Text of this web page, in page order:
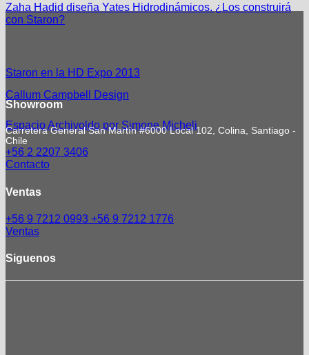
Espacio Archivoldo por Simone Micheli
Zaha Hadid diseña Yates Hidrodinámicos. ¿Los construirá
con Staron?
Staron en la HD Expo 2013
Callum Campbell Design
Showroom
Carretera General San Martín #6000 Local 102, Colina, Santiago -
Chile
+56 2 2207 3406
Contacto
Ventas
+56 9 7212 0993 +56 9 7212 1776
Ventas
Siguenos